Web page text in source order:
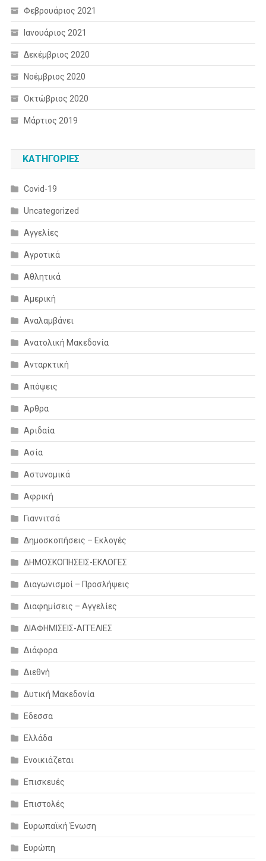
Φεβρουάριος 2021
Ιανουάριος 2021
Δεκέμβριος 2020
Νοέμβριος 2020
Οκτώβριος 2020
Μάρτιος 2019
KΑΤΗΓΟΡΊΕΣ
Covid-19
Uncategorized
Αγγελίες
Αγροτικά
Αθλητικά
Αμερική
Αναλαμβάνει
Ανατολική Μακεδονία
Ανταρκτική
Απόψεις
Άρθρα
Αριδαία
Ασία
Αστυνομικά
Αφρική
Γιαννιτσά
Δημοσκοπήσεις – Εκλογές
ΔΗΜΟΣΚΟΠΗΣΕΙΣ-ΕΚΛΟΓΕΣ
Διαγωνισμοί – Προσλήψεις
Διαφημίσεις – Αγγελίες
ΔΙΑΦΗΜΙΣΕΙΣ-ΑΓΓΕΛΙΕΣ
Διάφορα
Διεθνή
Δυτική Μακεδονία
Εδεσσα
Ελλάδα
Ενοικιάζεται
Επισκευές
Επιστολές
Ευρωπαϊκή Ένωση
Ευρώπη